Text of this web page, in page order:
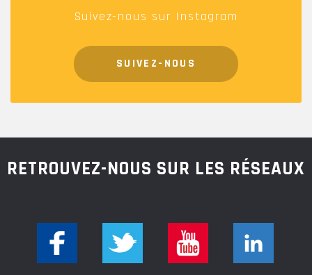
Suivez-nous sur Instagram
SUIVEZ-NOUS
RETROUVEZ-NOUS SUR LES RÉSEAUX